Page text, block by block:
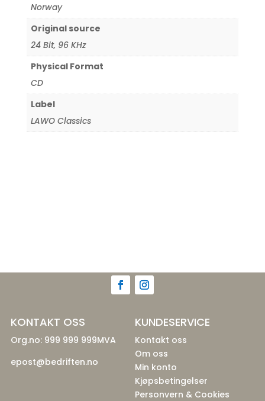
Norway
Original source
24 Bit, 96 KHz
Physical Format
CD
Label
LAWO Classics
KONTAKT OSS
Org.no: 999 999 999MVA
epost@bedriften.no
KUNDESERVICE
Kontakt oss
Om oss
Min konto
Kjøpsbetingelser
Personvern & Cookies